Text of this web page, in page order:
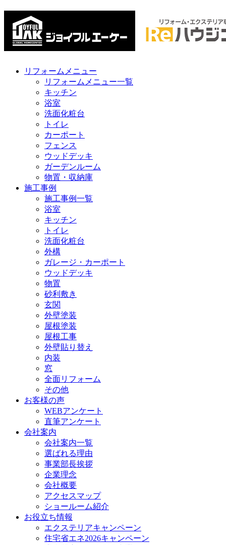
リフォームメニュー
リフォームメニュー一覧
キッチン
浴室
洗面化粧台
トイレ
カーポート
フェンス
ウッドデッキ
ガーデンルーム
物置・収納庫
施工事例
施工事例一覧
浴室
キッチン
トイレ
洗面化粧台
外構
ガレージ・カーポート
ウッドデッキ
物置
砂利敷き
玄関
外壁塗装
屋根塗装
屋根工事
外壁貼り替え
内装
窓
全面リフォーム
その他
お客様の声
WEBアンケート
直筆アンケート
会社案内
会社案内一覧
選ばれる理由
事業部長挨拶
企業理念
会社概要
アクセスマップ
ショールーム紹介
お役立ち情報
エクステリアキャンペーン
住宅省エネ2026キャンペーン